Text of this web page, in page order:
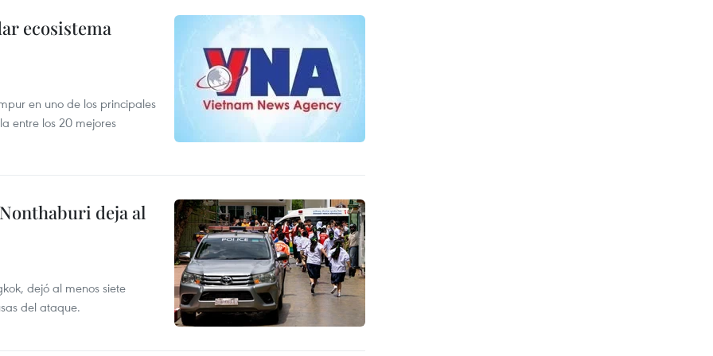
ecosistema
en uno de los principales
entre los 20 mejores
deja al
dejó al menos siete
del ataque.